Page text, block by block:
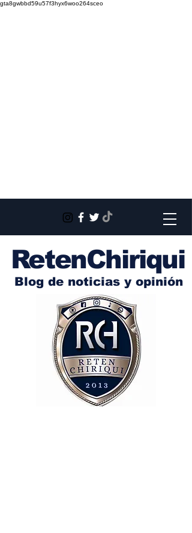
gta8gwbbd59u57f3hyx6woo264sceo
RetenChiriqui
Blog de noticias y opinión